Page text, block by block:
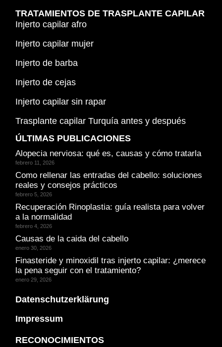
TRATAMIENTOS DE TRASPLANTE CAPILAR
Injerto capilar afro
Injerto capilar mujer
Injerto de barba
Injerto de cejas
Injerto capilar sin rapar
Trasplante capilar Turquía antes y después
ÚLTIMAS PUBLICACIONES
Alopecia nerviosa: qué es, causas y cómo tratarla
febrero 11, 2026
Como rellenar las entradas del cabello: soluciones
reales y consejos prácticos
febrero 5, 2026
Recuperación Rinoplastia: guía realista para volver
a la normalidad
febrero 4, 2026
Causas de la caida del cabello
enero 30, 2026
Finasteride y minoxidil tras injerto capilar: ¿merece
la pena seguir con el tratamiento?
enero 29, 2026
Datenschutzerklärung
Impressum
RECONOCIMIENTOS